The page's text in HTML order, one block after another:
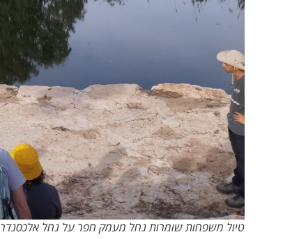
טיול משפחות שומרות נחל מעמק חפר על נחל אלכסנדר